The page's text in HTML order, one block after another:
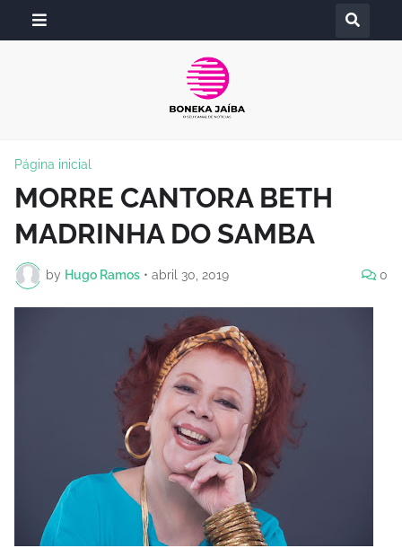
Página inicial
MORRE CANTORA BETH
MADRINHA DO SAMBA
by Hugo Ramos • abril 30, 2019 0